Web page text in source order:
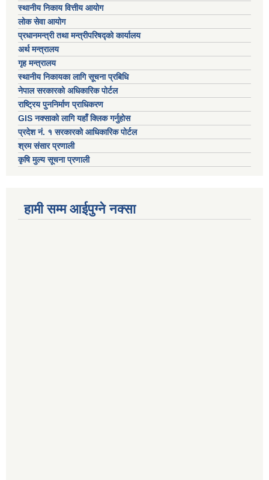
स्थानीय निकाय वित्तीय आयोग
लोक सेवा आयोग
प्रधानमन्त्री तथा मन्त्रीपरिषद्को कार्यालय
अर्थ मन्त्रालय
गृह मन्त्रालय
स्थानीय निकायका लागि सूचना प्रबिधि
नेपाल सरकारको अधिकारिक पोर्टल
राष्ट्रिय पुननिर्माण प्राधिकरण
GIS नक्साको लागि यहाँ क्लिक गर्नुहोस
प्रदेश नं. १ सरकारको आधिकारिक पोर्टल
श्रम संसार प्रणाली
कृषि मुल्य सूचना प्रणाली
हामी सम्म आईपुग्ने नक्सा